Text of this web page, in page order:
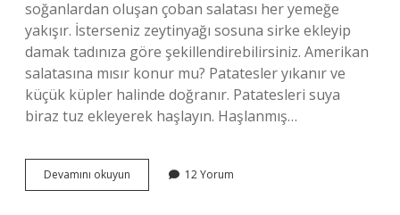
soğanlardan oluşan çoban salatası her yemeğe
yakışır. İsterseniz zeytinyağı sosuna sirke ekleyip
damak tadınıza göre şekillendirebilirsiniz. Amerikan
salatasına mısır konur mu? Patatesler yıkanır ve
küçük küpler halinde doğranır. Patatesleri suya
biraz tuz ekleyerek haşlayın. Haşlanmış…
Devamını okuyun
Salatasına
12 Yorum